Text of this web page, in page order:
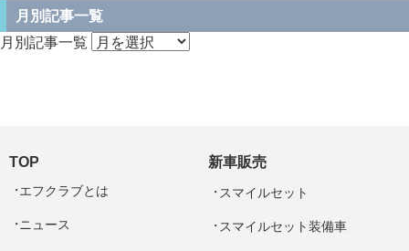
月別記事一覧
月別記事一覧
TOP
エフクラブとは
ニュース
新車販売
スマイルセット
スマイルセット装備車